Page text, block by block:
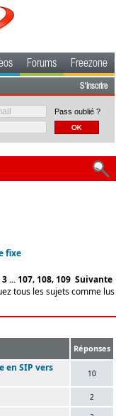
Forums Freezone
S'inscrire
Pass oublié ?
fixe
3... 107, 108, 109 Suivante
tous les sujets comme lus
Réponses
en SIP vers
10
2